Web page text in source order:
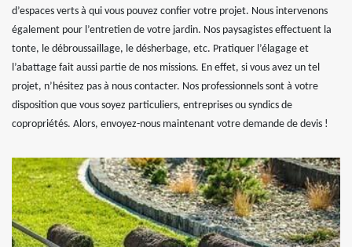
d’espaces verts à qui vous pouvez confier votre projet. Nous intervenons
également pour l’entretien de votre jardin. Nos paysagistes effectuent la
tonte, le débroussaillage, le désherbage, etc. Pratiquer l’élagage et
l’abattage fait aussi partie de nos missions. En effet, si vous avez un tel
projet, n’hésitez pas à nous contacter. Nos professionnels sont à votre
disposition que vous soyez particuliers, entreprises ou syndics de
copropriétés. Alors, envoyez-nous maintenant votre demande de devis !